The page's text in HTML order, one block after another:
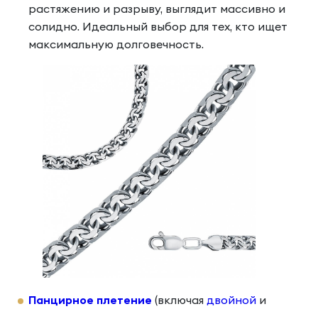
растяжению и разрыву, выглядит массивно и
солидно. Идеальный выбор для тех, кто ищет
максимальную долговечность.
Панцирное плетение (включая двойной и